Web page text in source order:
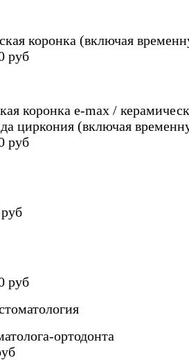
коронка (включая
руб
коронка e-max /
циркония (включая
руб
руб
ортодонта